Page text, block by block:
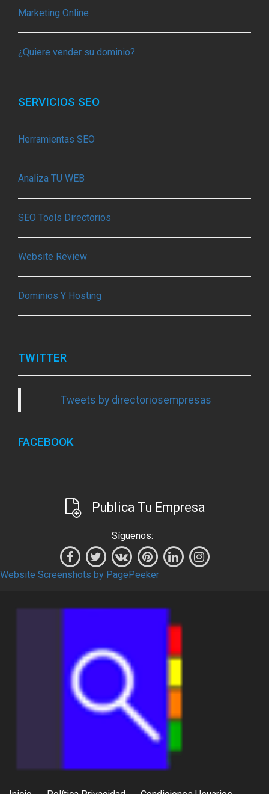
Marketing Online
¿Quiere vender su dominio?
SERVICIOS SEO
Herramientas SEO
Analiza TU WEB
SEO Tools Directorios
Website Review
Dominios Y Hosting
TWITTER
Tweets by directoriosempresas
FACEBOOK
Publica Tu Empresa
Síguenos:
Website Screenshots by PagePeeker